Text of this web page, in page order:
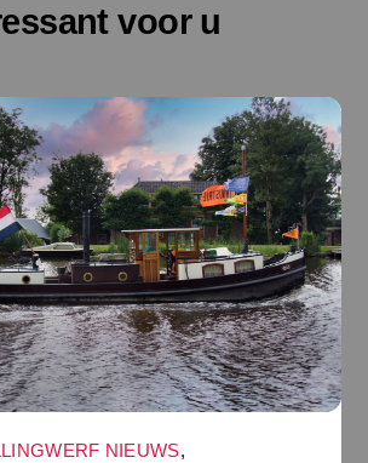
voor u
NIEUWS,